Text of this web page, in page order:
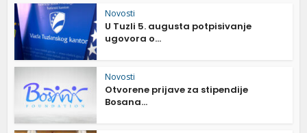
Novosti
U Tuzli 5. augusta potpisivanje
ugovora o...
Novosti
Otvorene prijave za stipendije
Bosana...